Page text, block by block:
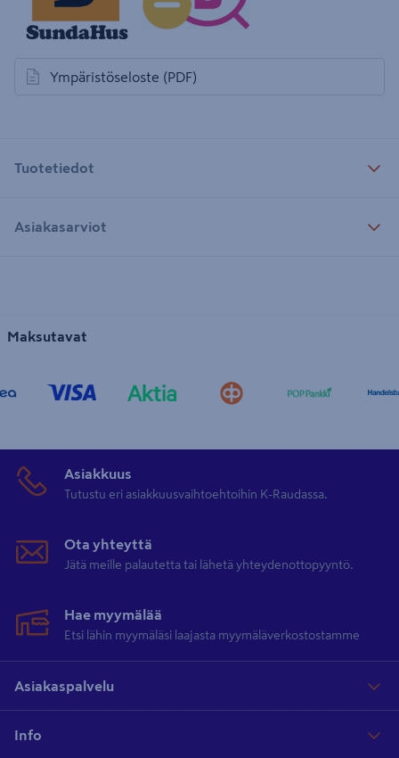
Ympäristöseloste (PDF)
avautuu uuteen välilehteen
Tuotetiedot
Asiakasarviot
Maksutavat
Asiakkuus
Tutustu eri asiakkuusvaihtoehtoihin K-Raudassa.
Ota yhteyttä
Jätä meille palautetta tai lähetä yhteydenottopyyntö.
Hae myymälää
Etsi lähin myymäläsi laajasta myymäläverkostostamme
Asiakaspalvelu
Info